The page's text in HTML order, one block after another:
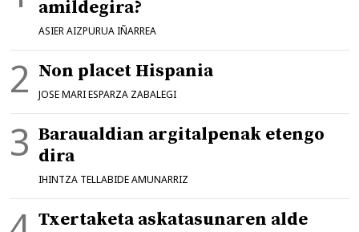
amildegira?
ASIER AIZPURUA IÑARREA
Non placet Hispania
JOSE MARI ESPARZA ZABALEGI
Baraualdian argitalpenak etengo
dira
IHINTZA TELLABIDE AMUNARRIZ
Txertaketa askatasunaren alde